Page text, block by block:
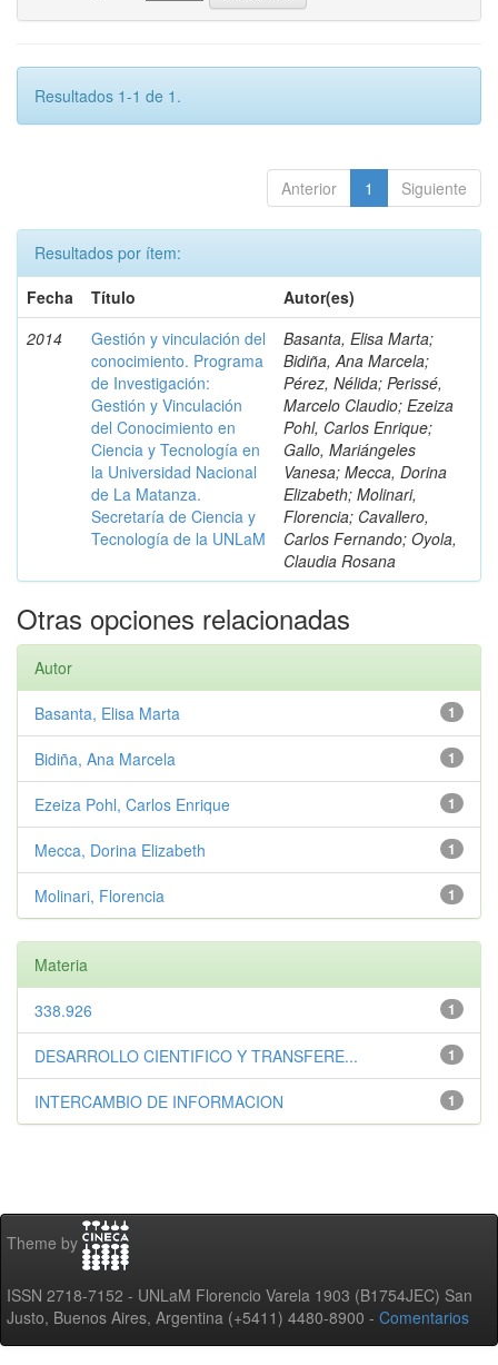
Resultados 1-1 de 1.
Anterior 1 Siguiente
Resultados por ítem:
Fecha
Título
Autor(es)
2014
Gestión y vinculación del
conocimiento. Programa
de Investigación:
Gestión y Vinculación
del Conocimiento en
Ciencia y Tecnología en
la Universidad Nacional
de La Matanza.
Secretaría de Ciencia y
Tecnología de la UNLaM
Basanta, Elisa Marta;
Bidiña, Ana Marcela;
Pérez, Nélida; Perissé,
Marcelo Claudio; Ezeiza
Pohl, Carlos Enrique;
Gallo, Mariángeles
Vanesa; Mecca, Dorina
Elizabeth; Molinari,
Florencia; Cavallero,
Carlos Fernando; Oyola,
Claudia Rosana
Otras opciones relacionadas
Autor
1
Basanta, Elisa Marta
1
Bidiña, Ana Marcela
1
Ezeiza Pohl, Carlos Enrique
1
Mecca, Dorina Elizabeth
1
Molinari, Florencia
Materia
1
338.926
1
DESARROLLO CIENTIFICO Y TRANSFERE...
1
INTERCAMBIO DE INFORMACION
Theme by
ISSN 2718-7152 - UNLaM Florencio Varela 1903 (B1754JEC) San
Justo, Buenos Aires, Argentina (+5411) 4480-8900 - Comentarios